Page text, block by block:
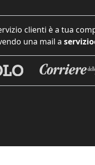
clienti è a tua
una mail a